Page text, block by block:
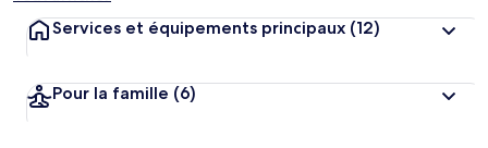
Services et équipements principaux (12)
Pour la famille (6)